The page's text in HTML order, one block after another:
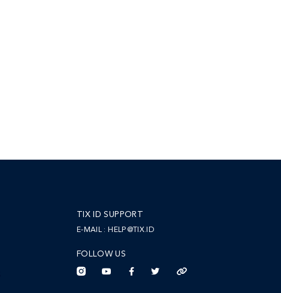
TIX ID SUPPORT
E-MAIL : HELP@TIX.ID
FOLLOW US